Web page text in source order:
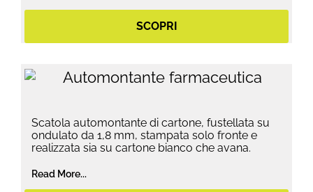
SCOPRI
Scatola automontante di cartone, fustellata su
ondulato da 1,8 mm, stampata solo fronte e
realizzata sia su cartone bianco che avana.
Read More...